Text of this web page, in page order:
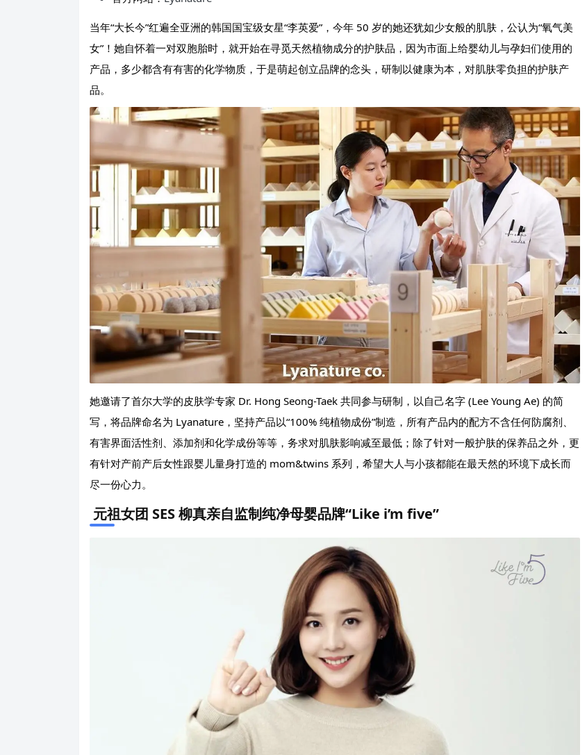
当年“大长今”红遍全亚洲的韩国国宝级女星“李英爱”，今年 50 岁的她还犹如少女般的肌肤，公认为“氧气美
女”！她自怀着一对双胞胎时，就开始在寻觅天然植物成分的护肤品，因为市面上给婴幼儿与孕妇们使用的
产品，多少都含有有害的化学物质，于是萌起创立品牌的念头，研制以健康为本，对肌肤零负担的护肤产
品。
她邀请了首尔大学的皮肤学专家 Dr. Hong Seong-Taek 共同参与研制，以自己名字 (Lee Young Ae) 的简
写，将品牌命名为 Lyanature，坚持产品以“100% 纯植物成份”制造，所有产品内的配方不含任何防腐剂、
有害界面活性剂、添加剂和化学成份等等，务求对肌肤影响减至最低；除了针对一般护肤的保养品之外，更
有针对产前产后女性跟婴儿量身打造的 mom&twins 系列，希望大人与小孩都能在最天然的环境下成长而
尽一份心力。
元祖女团 SES 柳真亲自监制纯净母婴品牌“Like i’m five”